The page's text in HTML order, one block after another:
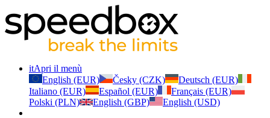
itApri il menù
English (EUR)
Česky (CZK)
Deutsch (EUR)
Italiano (EUR)
Español (EUR)
Français (EUR)
Polski (PLN)
English (GBP) English (USD)